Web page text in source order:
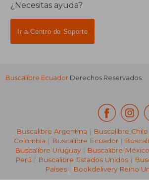
¿Necesitas ayuda?
Ir a Centro de Soporte
Buscalibre Ecuador Derechos Reservados.
Buscalibre Argentina | Buscalibre Chile
Colombia | Buscalibre Ecuador |
Buscalibre Uruguay| Buscalibre México
Perú | Buscalibre Estados Unidos|
Países | Bookdelivery Reino